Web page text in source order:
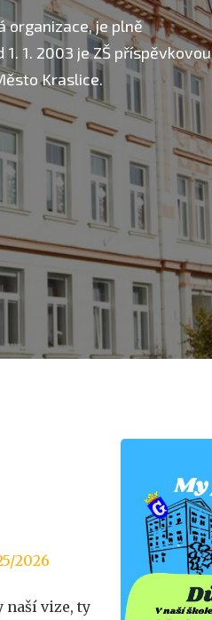
organizace, je plně
1. 2003 je ZŠ příspěvkovou
Kraslice.
2026
naší vize, ty